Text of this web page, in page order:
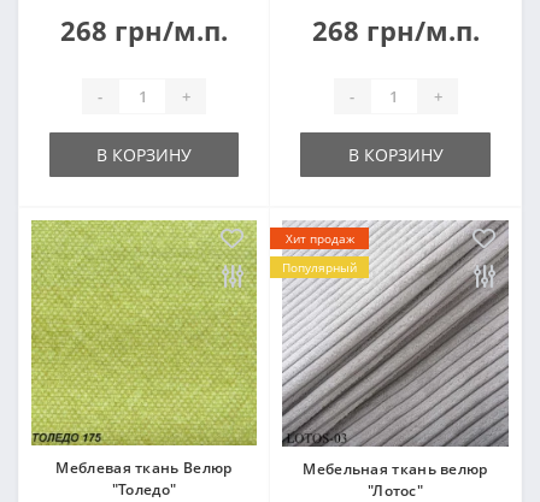
268 грн/м.п.
- +
В КОРЗИНУ
268 грн/м.п.
- +
В КОРЗИНУ
Меблевая ткань Велюр
"Толедо"
Хит продаж
Популярный
Мебельная ткань велюр
"Лотос"